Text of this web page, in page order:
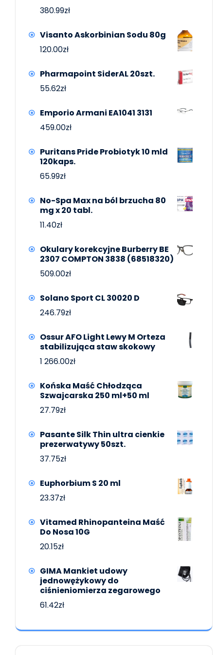
380.99zł
Visanto Askorbinian Sodu 80g
120.00zł
Pharmapoint SiderAL 20szt.
55.62zł
Emporio Armani EA1041 3131
459.00zł
Puritans Pride Probiotyk 10 mld
120kaps.
65.99zł
No-Spa Max na ból brzucha 80
mg x 20 tabl.
11.40zł
Okulary korekcyjne Burberry BE
2307 COMPTON 3838 (68518320)
509.00zł
Solano Sport CL 30020 D
246.79zł
Ossur AFO Light Lewy M Orteza
stabilizująca staw skokowy
1 266.00zł
Końska Maść Chłodząca
Szwajcarska 250 ml+50 ml
27.79zł
Pasante Silk Thin ultra cienkie
prezerwatywy 50szt.
37.75zł
Euphorbium S 20 ml
23.37zł
Vitamed Rhinopanteina Maść
Do Nosa 10G
20.15zł
GIMA Mankiet udowy
jednowężykowy do
ciśnieniomierza zegarowego
61.42zł